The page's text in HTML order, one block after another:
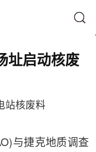
址启动核废
站核废料
与捷克地质调查